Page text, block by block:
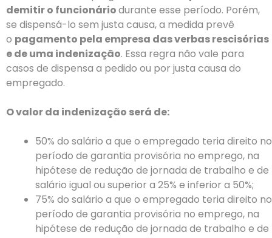
demitir o funcionáriodurante esse período. Porém,
se dispensá-lo sem justa causa, a medida prevê
o pagamento pela empresa das verbas rescisórias
e de uma indenização. Essa regra não vale para
casos de dispensa a pedido ou por justa causa do
empregado.
O valor da indenização será de:
50% do salário a que o empregado teria direito no
período de garantia provisória no emprego, na
hipótese de redução de jornada de trabalho e de
salário igual ou superior a 25% e inferior a 50%;
75% do salário a que o empregado teria direito no
período de garantia provisória no emprego, na
hipótese de redução de jornada de trabalho e de